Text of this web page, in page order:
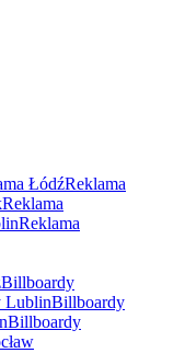
ŁódźReklama
Reklama
Reklama
Billboardy
LublinBillboardy
Billboardy